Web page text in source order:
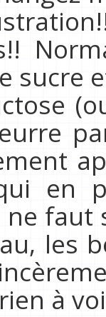
sucre
en
ne
les
rien à